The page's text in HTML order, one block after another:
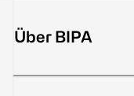
Über BIPA